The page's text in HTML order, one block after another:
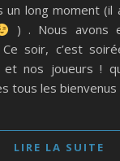
un long moment
) . Nous avons
soir, c’est
et nos joueurs !
tous les bienvenus
LIRE LA SUITE